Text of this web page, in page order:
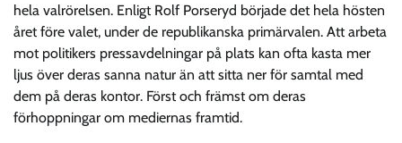
hela valrörelsen. Enligt Rolf Porseryd började det hela hösten
året före valet, under de republikanska primärvalen. Att arbeta
mot politikers pressavdelningar på plats kan ofta kasta mer
ljus över deras sanna natur än att sitta ner för samtal med
dem på deras kontor. Först och främst om deras
förhoppningar om mediernas framtid.